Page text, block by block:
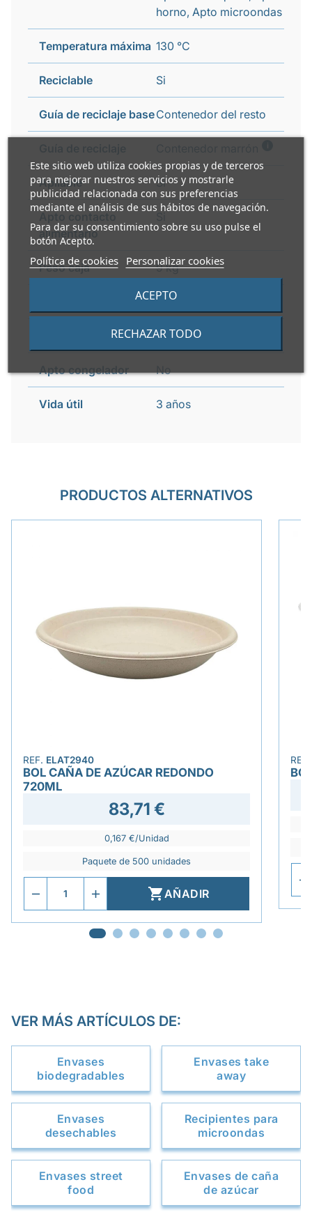
Este sitio web utiliza cookies propias y de terceros
para mejorar nuestros servicios y mostrarle
publicidad relacionada con sus preferencias
mediante el análisis de sus hábitos de navegación.
Para dar su consentimiento sobre su uso pulse el
botón Acepto.
Política de cookies Personalizar cookies
RECHAZAR TODO
ACEPTO
horno, Apto microondas
Temperatura máxima 130 °C
Reciclable Si
Guía de reciclaje baseContenedor del resto
Apilable Si
alimentario
Peso caja 9 kg
Si
Si
Apto congelador No
Vida útil 3 años
PRODUCTOS ALTERNATIVOS
REF. ELAT2940
BOL CAÑA DE AZÚCAR REDONDO
720ML
83,71 €
0,167 €/Unidad
Paquete de 500 unidades
AÑADIR
VER MÁS ARTÍCULOS DE:
Envases
biodegradables
Envases take
away
Envases
desechables
Recipientes para
microondas
Envases street
food
Envases de caña
de azúcar